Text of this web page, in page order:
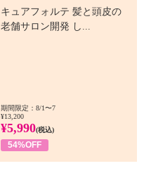
キュアフォルテ 髪と頭皮の
老舗サロン開発 し...
期間限定：8/1〜7
¥13,200
¥5,990(税込)
54%OFF